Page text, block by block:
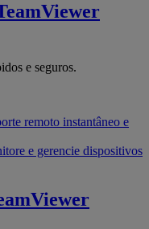
e seguros.
remoto instantâneo e
e gerencie dispositivos